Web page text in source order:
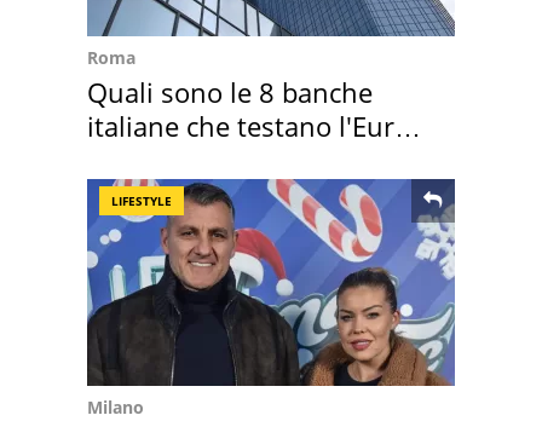
Roma
Quali sono le 8 banche
italiane che testano l'Euro
LIFESTYLE
Milano